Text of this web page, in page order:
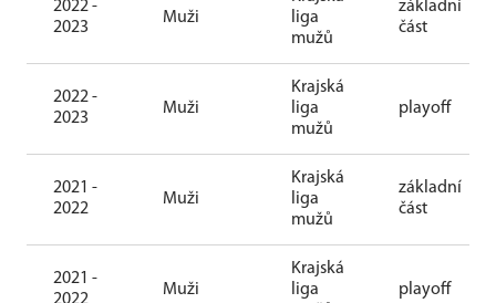
2022 -
2023
Muži
liga
mužů
základní
část
2022 -
2023
Muži
Krajská
liga
mužů
playoff
2021 -
2022
Muži
Krajská
liga
mužů
základní
část
2021 -
Muži
Krajská
liga
playoff